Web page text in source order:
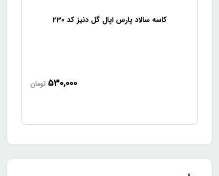
کاسه سالاد پارس اپال گل دنیز کد 230
530,000 تومان